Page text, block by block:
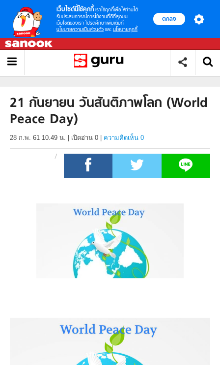
เว็บไซต์นี้ใช้คุกกี้ เราใช้คุกกี้เพื่อให้ท่านได้
รับประสบการณ์การใช้งานที่ดีที่สุดบน
เว็บไซต์ของเรา โปรดศึกษาเพิ่มเติมที่
นโยบายความเป็นส่วนตัว และ นโยบายคุกกี้
ตกลง
21 กันยายน วันสันติภาพโลก (World
Peace Day)
28 ก.พ. 61 10.49 น. เปิดอ่าน 0 ความคิดเห็น 0